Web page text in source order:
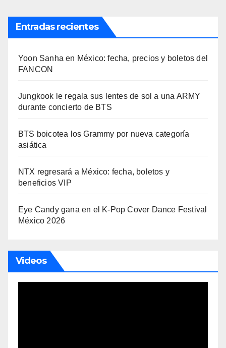
Entradas recientes
Yoon Sanha en México: fecha, precios y boletos del
FANCON
Jungkook le regala sus lentes de sol a una ARMY
durante concierto de BTS
BTS boicotea los Grammy por nueva categoría
asiática
NTX regresará a México: fecha, boletos y
beneficios VIP
Eye Candy gana en el K-Pop Cover Dance Festival
México 2026
Videos